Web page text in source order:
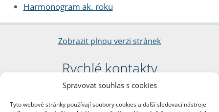
Spravovat souhlas s cookies
Tyto webové stránky používají soubory cookies a další sledovací nástroje
Harmonogram ak. roku
Zobrazit plnou verzi stránek
Rychlé kontakty
Filozofická fakulta
nám. Jana Palacha 1/2